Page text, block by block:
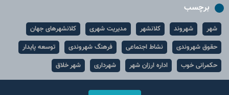
برچسب
شهر شهروند کلانشهر مدیریت شهری
کلانشهرهای جهان
حقوق شهروندی
نشاط اجتماعی فرهنگ شهروندی
توسعه پایدار
حکمرانی خوب
اداره ارزان شهر شهرداری شهر خلاق